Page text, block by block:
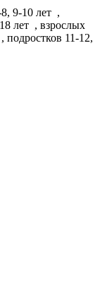
9-10 лет ,
лет , взрослых
, подростков 11-12,